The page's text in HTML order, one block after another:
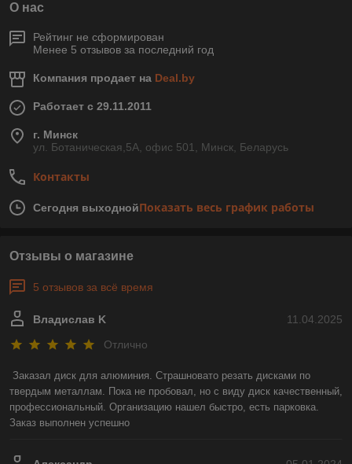
О нас
Рейтинг не сформирован
Менее 5 отзывов за последний год
Компания продает на Deal.by
Работает с 29.11.2011
г. Минск
ул. Ботаническая,5А, офис 501, Минск, Беларусь
Контакты
Сегодня выходнойПоказать весь график работы
Отзывы о магазине
5 отзывов за всё время
11.04.2025
Владислав K
Отлично
Заказал диск для алюминия. Страшновато резать дисками по
твердым металлам. Пока не пробовал, но с виду диск качественный,
профессиональный. Организацию нашел быстро, есть парковка.
Заказ выполнен успешно